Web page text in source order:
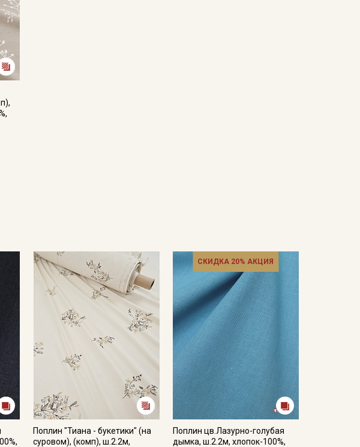
Поплин "Тиана - букетики" (на
суровом), (комп), ш.2.2м,
СКИДКА 20% АКЦИЯ
Поплин цв.Лазурно-голубая
дымка, ш.2.2м, хлопок-100%,
и